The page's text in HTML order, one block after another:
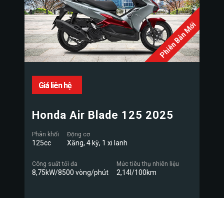
Phiên Bản Mới
Giá liên hệ
Honda Air Blade 125 2025
Phân khối
125cc
Động cơ
Xăng, 4 kỳ, 1 xi lanh
Công suất tối đa
8,75kW/8500 vòng/phút
Mức tiêu thụ nhiên liệu
2,14l/100km